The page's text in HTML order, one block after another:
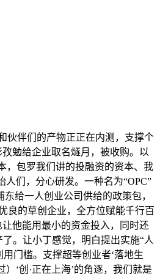
伙伴们的产物正正在内测，支撑个
勉给企业取名燧月，被收购。以
，包罗我们讲的投融资的资本、我
们，分心研发。一种名为“OPC”
给一人创业公司供给的政策包，
良的草创企业，全方位赋能千行百
让他能用最小的资金投入，同时还
。让小丁感觉，明白提出实施“人
门槛。支撑超等创业者‘落地生
‘创·正在上海’的角逐，我们就是